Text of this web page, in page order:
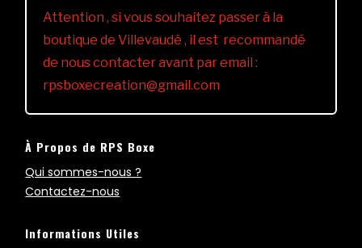
Attention , si vous souhaitez passer à la
boutique de Villevaudé , il est recommandé
de nous contacter avant par email :
rpsboxecreation@gmail.com
À Propos de RPS Boxe
Qui sommes-nous ?
Contactez-nous
Informations Utiles